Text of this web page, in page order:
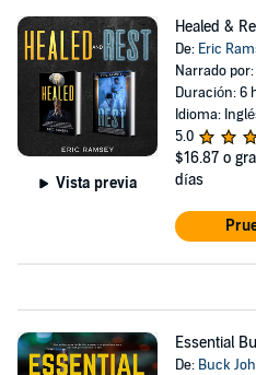
Vista previa
Healed &
De: Eric
Narrado por:
Duración: 6
Idioma:
5.0
$16.87 o
días
Essential
De: Buck